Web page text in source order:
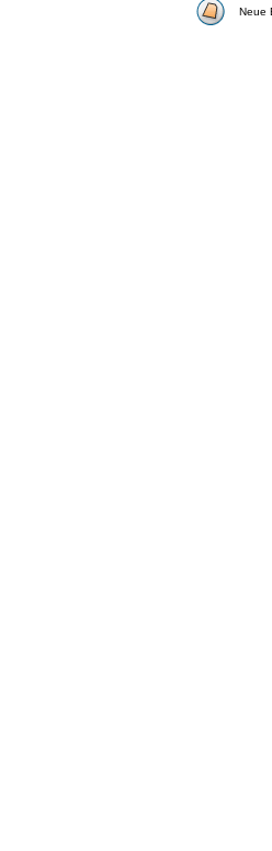
Neue